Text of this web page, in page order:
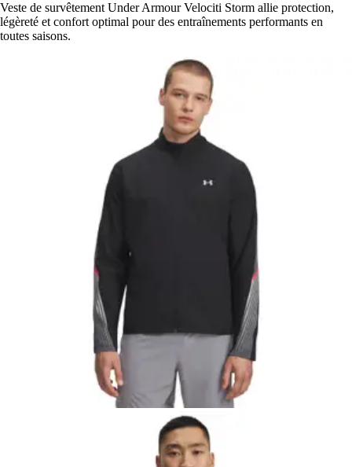
Veste de survêtement Under Armour Velociti Storm allie protection,
légèreté et confort optimal pour des entraînements performants en
toutes saisons.